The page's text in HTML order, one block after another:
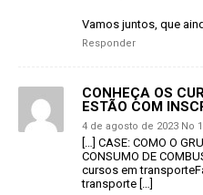
Vamos juntos, que
Responder
CONHEÇA OS
ESTÃO COM
4 de agosto de 2023 No
[…] CASE: COMO O
CONSUMO DE
cursos em
transporte […]